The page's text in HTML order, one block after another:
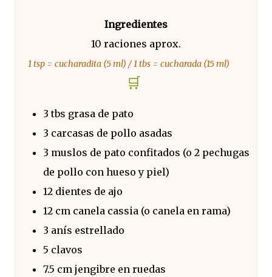
Ingredientes
10 raciones aprox.
1 tsp = cucharadita (5 ml) / 1 tbs = cucharada (15 ml)
🛒
3 tbs grasa de pato
3 carcasas de pollo asadas
3 muslos de pato confitados (o 2 pechugas
de pollo con hueso y piel)
12 dientes de ajo
12 cm canela cassia (o canela en rama)
3 anís estrellado
5 clavos
7.5 cm jengibre en ruedas